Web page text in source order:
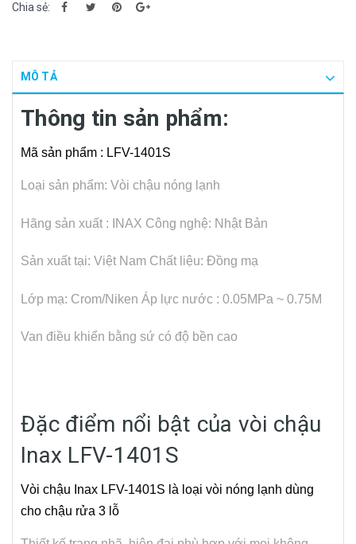
Chia sẻ:
MÔ TẢ
Thông tin sản phẩm:
Mã sản phẩm : LFV-1401S
Loại sản phẩm: Vòi chậu nóng lạnh
Hãng sản xuất : INAX Công nghệ: Nhật Bản
Sản xuất tại: Việt Nam Chất liệu: Đồng mạ
Lớp mạ: Crom/Niken Áp lực nước : 0.05MPa ~ 0.75M
Van điều khiển bằng sứ có độ bền cao
Đặc điểm nổi bật của vòi chậu
Inax LFV-1401S
Vòi chậu Inax LFV-1401S là loại vòi nóng lạnh dùng
cho chậu rửa 3 lỗ